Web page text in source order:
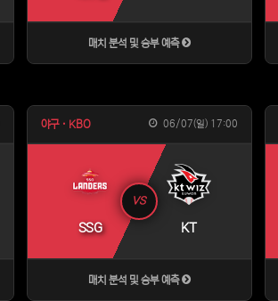
매치 분석 및 승부 예측
야구 · KBO 06/07(일) 17:00
SSG
VS
KT
매치 분석 및 승부 예측